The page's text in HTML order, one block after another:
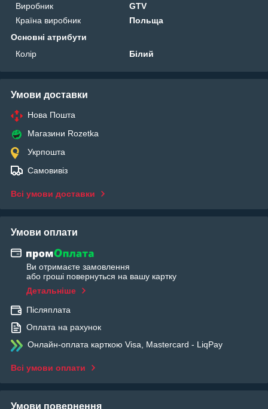
Виробник
GTV
Країна виробник
Польща
Основні атрибути
Колір
Білий
Умови доставки
Нова Пошта
Магазини Rozetka
Укрпошта
Самовивіз
Всі умови доставки
Умови оплати
Ви отримаєте замовлення
або гроші повернуться на вашу картку
Детальніше
Післяплата
Оплата на рахунок
Онлайн-оплата карткою Visa, Mastercard - LiqPay
Всі умови оплати
Умови повернення